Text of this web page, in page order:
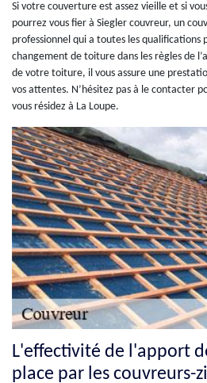
Si votre couverture est assez vieille et si
pourrez vous fier à Siegler couvreur, un
professionnel qui a toutes les qualifications
changement de toiture dans les règles de
de votre toiture, il vous assure une
vos attentes. N’hésitez pas à le contacter
vous résidez à La Loupe.
L'effectivité de l'apport
place par les couvreurs-